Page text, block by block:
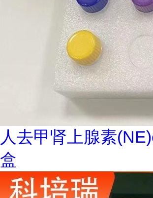
人去甲肾上腺素
盒